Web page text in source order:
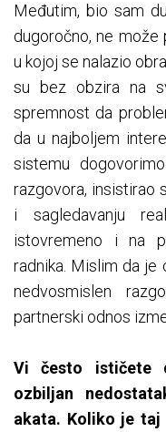
Međutim, bio sam
dugoročno, ne
u kojoj se nalazio
su bez obzira na
spremnost da
da u najboljem
sistemu
razgovora, insistirao
i sagledavanju
istovremeno i na
radnika. Mislim da je
nedvosmislen
partnerski odnos
Vi često ističete
ozbiljan
akata. Koliko je taj